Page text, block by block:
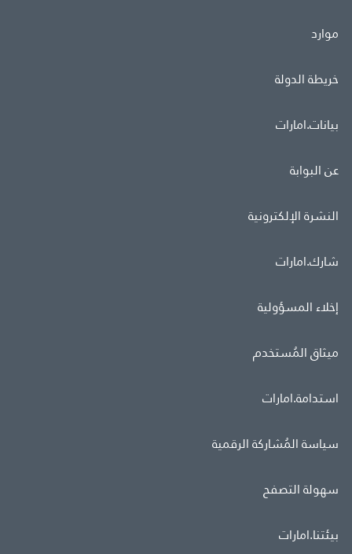
موارد
خريطة الدولة
بيانات.امارات
عن البوابة
النشرة الإلكترونية
شارك.امارات
إخلاء المسؤولية
ميثاق المُستخدم
استدامة.امارات
سياسة المُشاركة الرقمية
سهولة التصفح
بيئتنا.امارات